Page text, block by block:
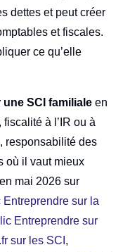
dettes et peut créer
et fiscales.
ce qu’elle
une SCI familiale en
à l’IR ou à
responsabilité des
où il vaut mieux
mai 2026 sur
sur la
Entreprendre sur
sur les SCI ,